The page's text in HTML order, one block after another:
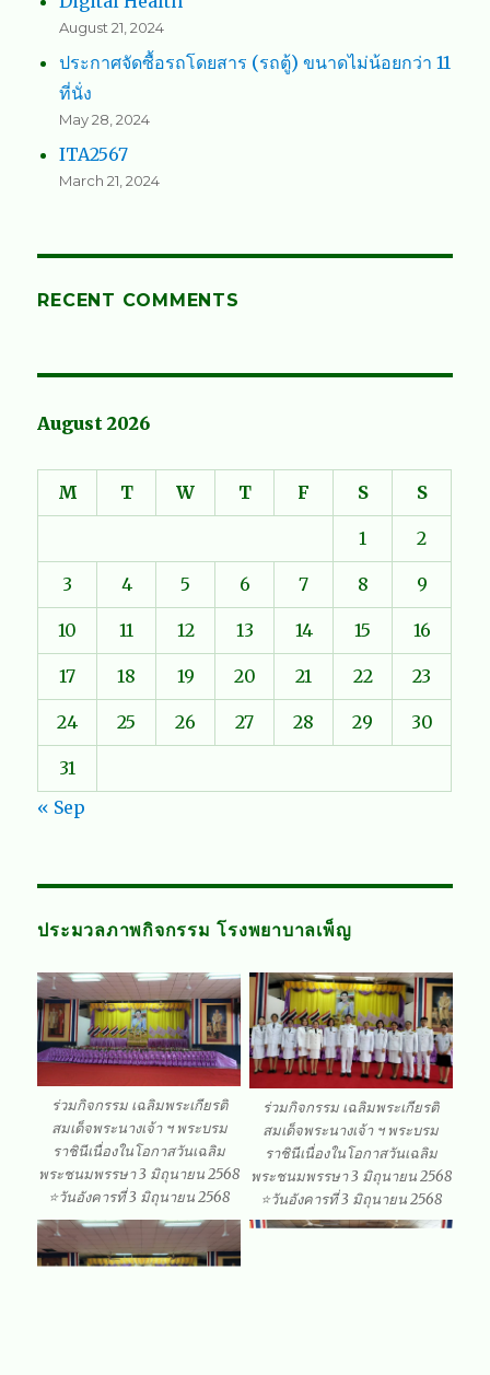
August 21, 2024
ประกาศจัดซื้อรถโดยสาร (รถตู้) ขนาดไม่น้อยกว่า 11
ที่นั่ง
May 28, 2024
ITA2567
March 21, 2024
RECENT COMMENTS
August 2026
M T W T F S S
1 2
3 4 5 6 7 8 9
10 11 12 13 14 15 16
17 18 19 20 21 22 23
24 25 26 27 28 29 30
31
« Sep
ประมวลภาพกิจกรรม โรงพยาบาลเพ็ญ
ร่วมกิจกรรม เฉลิมพระเกียรติ
สมเด็จพระนางเจ้า ฯ พระบรม
ราชินีเนื่องในโอกาสวันเฉลิม
พระชนมพรรษา 3 มิถุนายน 2568
⭐วันอังคารที่ 3 มิถุนายน 2568
ร่วมกิจกรรม เฉลิมพระเกียรติ
สมเด็จพระนางเจ้า ฯ พระบรม
ราชินีเนื่องในโอกาสวันเฉลิม
พระชนมพรรษา 3 มิถุนายน 2568
⭐️วันอังคารที่ 3 มิถุนายน 2568